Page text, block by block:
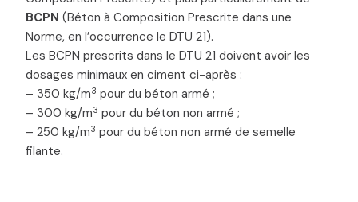
BCPN (Béton à Composition Prescrite dans une
Norme, en l’occurrence le DTU 21).
Les BCPN prescrits dans le DTU 21 doivent avoir les
dosages minimaux en ciment ci-après :
– 350 kg/m3 pour du béton armé ;
– 300 kg/m3 pour du béton non armé ;
– 250 kg/m3 pour du béton non armé de semelle
filante.